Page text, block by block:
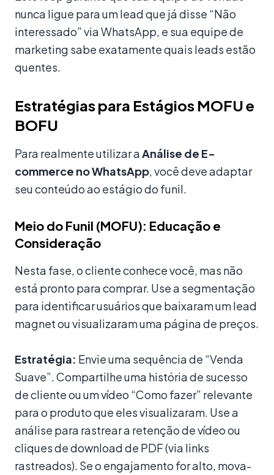
nunca ligue para um lead que já disse “Não
interessado” via WhatsApp, e sua equipe de
marketing sabe exatamente quais leads estão
quentes.
Estratégias para Estágios MOFU e
BOFU
Para realmente utilizar aAnálise de E-
commerce no WhatsApp, você deve adaptar
seu conteúdo ao estágio do funil.
Meio do Funil (MOFU): Educação e
Consideração
Nesta fase, o cliente conhece você, mas não
está pronto para comprar. Use a segmentação
para identificar usuários que baixaram um lead
magnet ou visualizaram uma página de preços.
Estratégia: Envie uma sequência de “Venda
Suave”. Compartilhe uma história de sucesso
de cliente ou um vídeo “Como fazer” relevante
para o produto que eles visualizaram. Use a
análise para rastrear a retenção de vídeo ou
cliques de download de PDF (via links
rastreados). Se o engajamento for alto, mova-